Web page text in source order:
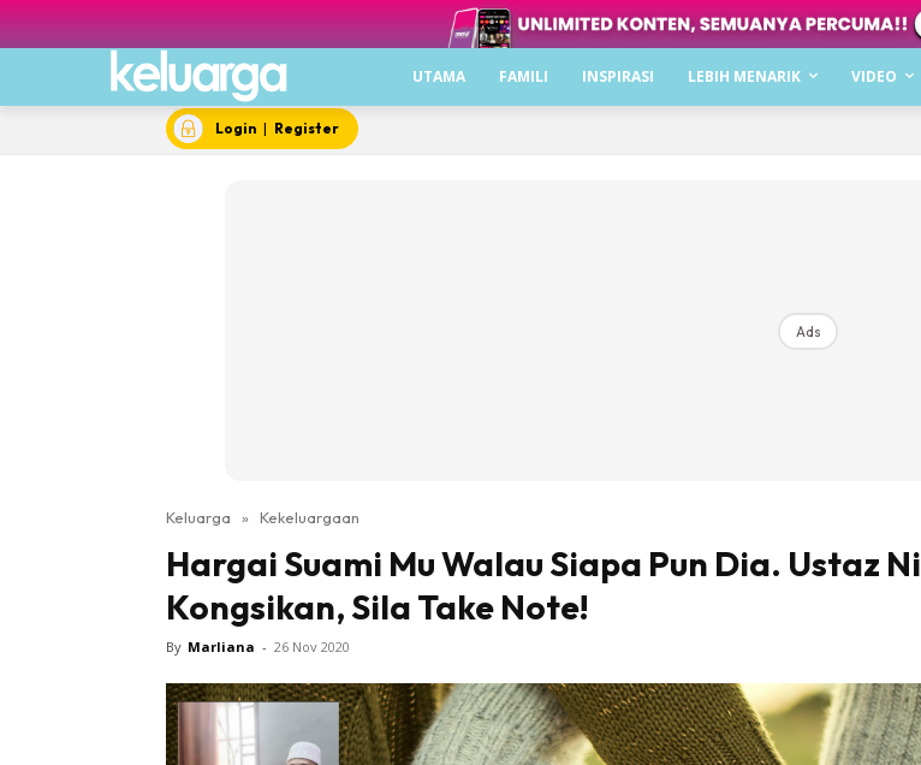
UTAMA FAMILI INSPIRASI LEBIH MENARIK VIDEO
Login | Register
Ads
Keluarga » Kekeluargaan
Hargai Suami Mu Walau Siapa Pun Dia. Ustaz Ni
Kongsikan, Sila Take Note!
By Marliana - 26 Nov 2020